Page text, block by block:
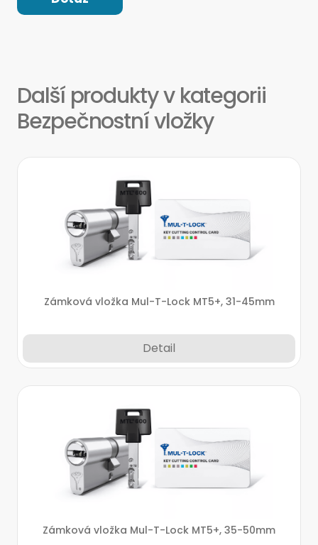
Další produkty v kategorii
Bezpečnostní vložky
Zámková vložka Mul-T-Lock MT5+, 31-45mm
Detail
Zámková vložka Mul-T-Lock MT5+, 35-50mm